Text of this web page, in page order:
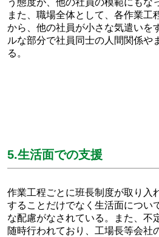
また、職場全体として、各作業工
から、他の社員が小さな気遣いを
ルな部分で社員同士の人間関係や
る。
5.生活面での支援
作業工程ごとに班長制度が取り入
することだけでなく生活面につい
な配慮がなされている。また、不
随時行われており、工場長等会社